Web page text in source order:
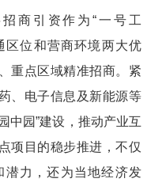
商引资作为“一号工
区位和营商环境两大优
重点区域精准招商。紧
、电子信息及新能源等
中园”建设，推动产业互
项目的稳步推进，不仅
潜力，还为当地经济发